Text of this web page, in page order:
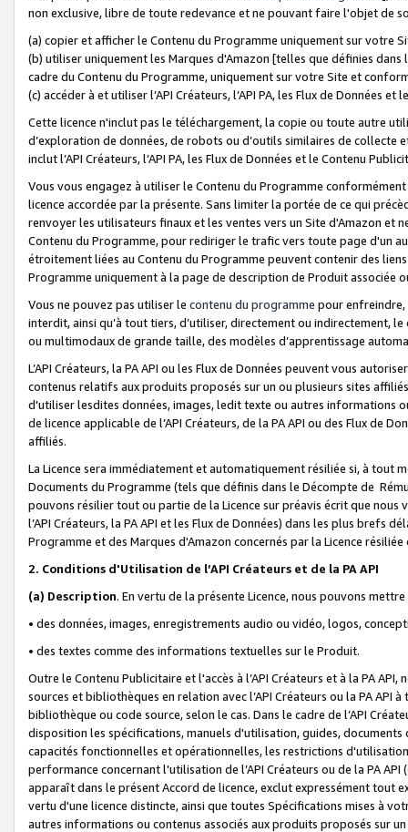
non exclusive, libre de toute redevance et ne pouvant faire l'objet de
(a) copier et afficher le Contenu du Programme uniquement sur votre
(b) utiliser uniquement les Marques d'Amazon [telles que définies dans
cadre du Contenu du Programme, uniquement sur votre Site et
(c) accéder à et utiliser l’API Créateurs, l’API PA, les Flux de Données
Cette licence n'inclut pas le téléchargement, la copie ou toute autre
d’exploration de données, de robots ou d’outils similaires de
inclut l’API Créateurs, l’API PA, les Flux de Données et le Contenu
Vous vous engagez à utiliser le Contenu du Programme
licence accordée par la présente. Sans limiter la portée de ce qui
renvoyer les utilisateurs finaux et les ventes vers un Site d'Amazon et
Contenu du Programme, pour rediriger le trafic vers toute page d'un
étroitement liées au Contenu du Programme peuvent contenir des
Programme uniquement à la page de description de Produit associée
Vous ne pouvez pas utiliser le contenu du programme pour
interdit, ainsi qu’à tout tiers, d’utiliser, directement ou indirectement,
ou multimodaux de grande taille, des modèles d’apprentissage
L’API Créateurs, la PA API ou les Flux de Données peuvent vous
contenus relatifs aux produits proposés sur un ou plusieurs sites
d'utiliser lesdites données, images, ledit texte ou autres informations
de licence applicable de l’API Créateurs, de la PA API ou des Flux de
affiliés.
La Licence sera immédiatement et automatiquement résiliée si, à
Documents du Programme (tels que définis dans le Décompte de
pouvons résilier tout ou partie de la Licence sur préavis écrit que
l’API Créateurs, la PA API et les Flux de Données) dans les plus
Programme et des Marques d'Amazon concernés par la Licence
2. Conditions d'Utilisation de l’API Créateurs et de la PA API
(a) Description. En vertu de la présente Licence, nous pouvons
• des données, images, enregistrements audio ou vidéo, logos,
• des textes comme des informations textuelles sur le Produit.
Outre le Contenu Publicitaire et l'accès à l’API Créateurs et à la PA
sources et bibliothèques en relation avec l’API Créateurs ou la PA
bibliothèque ou code source, selon le cas. Dans le cadre de l’API
disposition les spécifications, manuels d'utilisation, guides,
capacités fonctionnelles et opérationnelles, les restrictions
performance concernant l'utilisation de l’API Créateurs ou de la PA
apparaît dans le présent Accord de licence, exclut expressément tout
vertu d'une licence distincte, ainsi que toutes Spécifications mises à
autres informations ou contenus associés aux produits proposés sur